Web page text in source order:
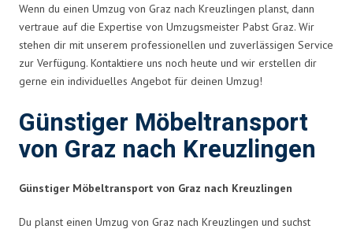
Wenn du einen Umzug von Graz nach Kreuzlingen planst, dann
vertraue auf die Expertise von Umzugsmeister Pabst Graz. Wir
stehen dir mit unserem professionellen und zuverlässigen Service
zur Verfügung. Kontaktiere uns noch heute und wir erstellen dir
gerne ein individuelles Angebot für deinen Umzug!
Günstiger Möbeltransport
von Graz nach Kreuzlingen
Günstiger Möbeltransport von Graz nach Kreuzlingen
Du planst einen Umzug von Graz nach Kreuzlingen und suchst